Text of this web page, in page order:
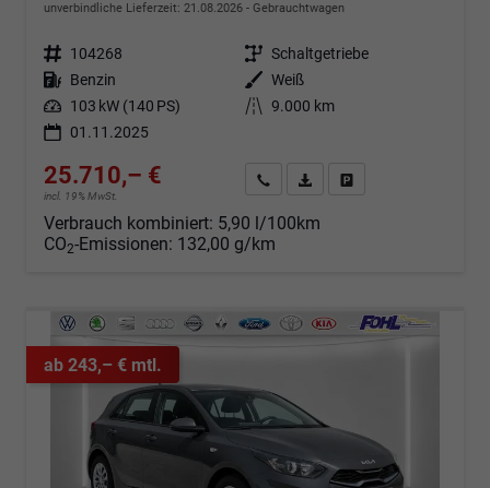
unverbindliche Lieferzeit: 21.08.2026 Gebrauchtwagen
Fahrzeugnr. 104268 Getriebe Schaltgetriebe
Kraftstoff Benzin Außenfarbe Weiß
Leistung 103 kW (140 PS) Kilometerstand 9.000 km
01.11.2025
25.710,– €
incl. 19% MwSt.
Angebot anfordern
Fahrzeugexpose (PDF)
Verbrauch kombiniert: 5,90 l/100km
CO2-Emissionen: 132,00 g/km
ab 243,– € mtl.